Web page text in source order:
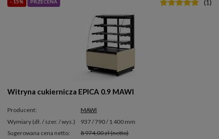
- 15% PRZECENA
Witryna cukiernicza EPICA 0.9 MAWI
Producent:
MAWI
wymiary (dł. / szer. / wys.)
937 / 790 / 1 400 mm
Sugerowana cena netto:
8 974,00 zł(netto)
(1 )